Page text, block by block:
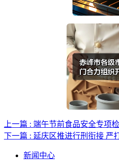
上一篇 : 端午节前食品安全专项
下一篇 : 延庆区推进行刑衔接 严
新闻中心